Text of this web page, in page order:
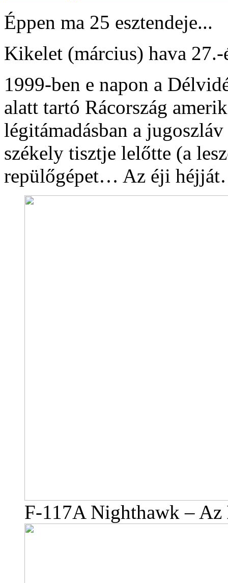
Éppen ma 25 esztendeje...
Kikelet (március) hava 27.-
1999-ben e napon a
alatt tartó Rácország
légitámadásban a
székely tisztje lelőtte (a
repülőgépet… Az éji
F-117A Nighthawk – Az